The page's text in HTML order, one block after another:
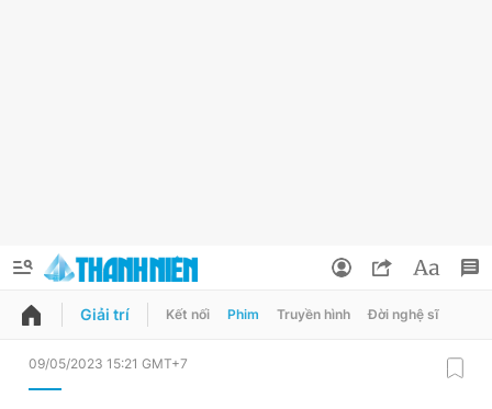
QUẢNG CÁO
Giải trí Kết nối Phim Truyền hình Đời nghệ sĩ
09/05/2023 15:21 GMT+7